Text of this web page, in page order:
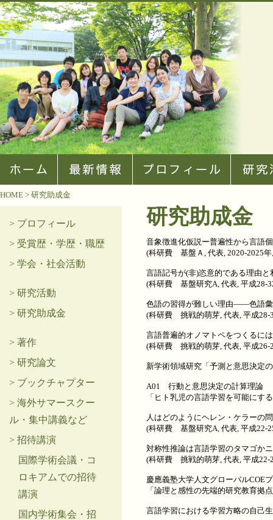
HOME > 研究助成金
> プロフィール
> 受賞歴・学歴・職歴
> 学会・社会活動
> 研究活動
> 研究助成金
> 著作
> 研究論文
> ブックチャプター
> 海外サマースクー
ル・集中講義など
> 招待講演
国際学術会議・コ
ロキアムでの招待
講演
国内学術集会・招
研究助成金
音象徴進化仮説ー普遍性から言語
(科研費 基盤Ａ, 代表, 2020-2025年
言語記号が(非)恣意的である理由
(科研費 基盤研究A, 代表, 平成28-
色語の習得が難しい理由――色語
(科研費 挑戦的萌芽, 代表, 平成28-
言語普遍的オノマトペをつくるに
(科研費 挑戦的萌芽, 代表, 平成26-
新学術領域研究「予測と意思決定
A01 行動と意思決定の計算理論
「ヒト乳児の言語学習を可能に
人はどのようにヘレン・ケラーの
(科研費 基盤研究A, 代表, 平成22-
対称性推論は言語学習のタマゴか
(科研費 挑戦的萌芽, 代表, 平成22-
慶應義塾大学人文グローバルCOE
「論理と感性の先端的研究教育拠
言語学習における学習方略の自己